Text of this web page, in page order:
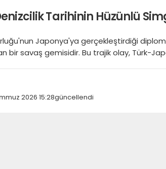
Tarihinin Hüzünlü
Japonya'ya gerçekleştirdiği
bir savaş gemisidir. Bu trajik olay, Türk-
2026 15:28güncellendi